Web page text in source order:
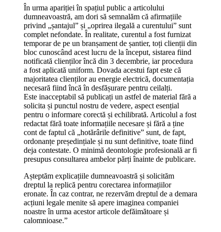
În urma apariției în spațiul public a articolului
dumneavoastră, am dori să semnalăm că afirmațiile
privind „șantajul” și „oprirea ilegală a curentului” sunt
complet nefondate. În realitate, curentul a fost furnizat
temporar de pe un branșament de șantier, toți clienții din
bloc cunoscând acest lucru de la început, sistarea fiind
notificată clienților încă din 3 decembrie, iar procedura
a fost aplicată uniform. Dovada acestui fapt este că
majoritatea clienților au energie electrică, documentația
necesară fiind încă în desfășurare pentru ceilalți.
Este inacceptabil să publicați un astfel de material fără a
solicita și punctul nostru de vedere, aspect esențial
pentru o informare corectă și echilibrată. Articolul a fost
redactat fără toate informațiile necesare și fără a ține
cont de faptul că „hotărârile definitive” sunt, de fapt,
ordonanțe președințiale și nu sunt definitive, toate fiind
deja contestate. O minimă deontologie profesională ar fi
presupus consultarea ambelor părți înainte de publicare.
Așteptăm explicațiile dumneavoastră și solicităm
dreptul la replică pentru corectarea informațiilor
eronate. În caz contrar, ne rezervăm dreptul de a demara
acțiuni legale menite să apere imaginea companiei
noastre în urma acestor articole defăimătoare și
calomnioase.”